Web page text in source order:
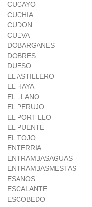
CUCAYO
CUCHIA
CUDON
CUEVA
DOBARGANES
DOBRES
DUESO
EL ASTILLERO
EL HAYA
EL LLANO
EL PERUJO
EL PORTILLO
EL PUENTE
EL TOJO
ENTERRIA
ENTRAMBASAGUAS
ENTRAMBASMESTAS
ESANOS
ESCALANTE
ESCOBEDO